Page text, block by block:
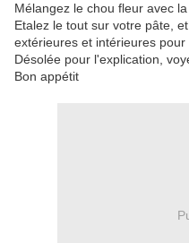
Mélangez le chou fleur avec la
Etalez le tout sur votre pâte,
extérieures et intérieures pour
Désolée pour l'explication,
Bon appétit